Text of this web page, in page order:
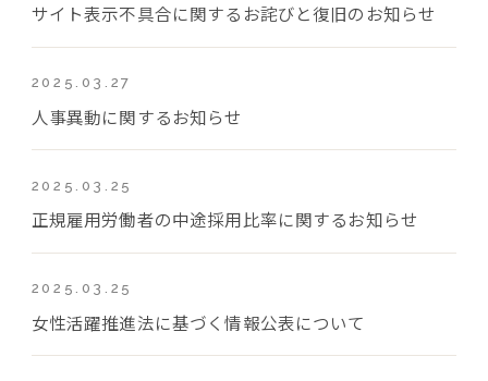
サイト表示不具合に関するお詫びと復旧のお知らせ
2025.03.27
人事異動に関するお知らせ
2025.03.25
正規雇用労働者の中途採用比率に関するお知らせ
2025.03.25
女性活躍推進法に基づく情報公表について